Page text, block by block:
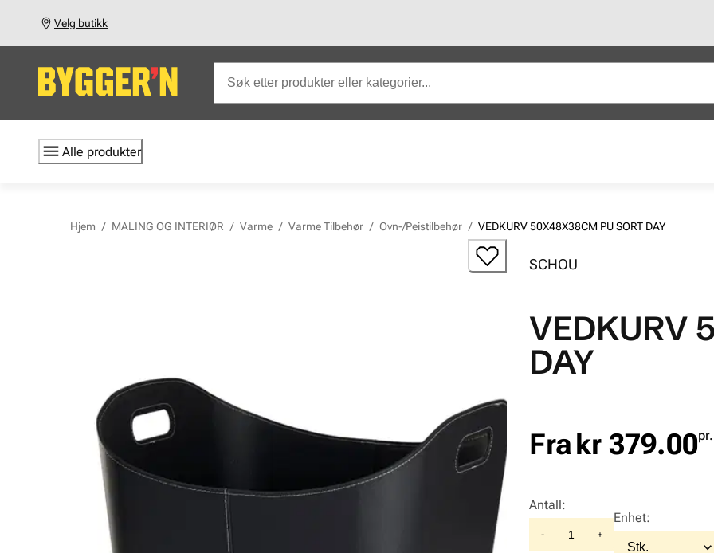
Velg butikk
Alle produkter
Hjem / MALING OG INTERIØR / Varme / Varme Tilbehør / Ovn-/Peistilbehør / VEDKURV 50X48X38CM PU SORT DAY
SCHOU
VEDKURV
DAY
Frakr 379.00
Antall :
- +
Enhet: